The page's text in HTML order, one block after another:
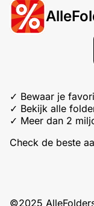
✓ Bewaar je
✓ Bekijk alle
✓ Meer dan 2
Check de beste
©2025